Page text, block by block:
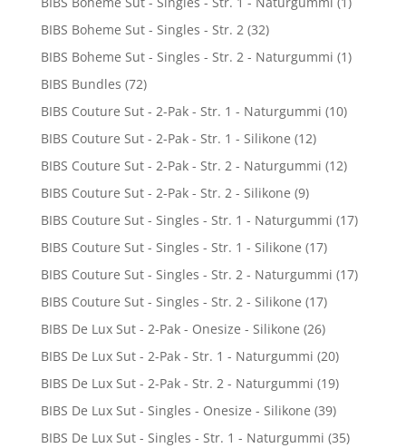
BIBS Boheme Sut - Singles - Str. 2 (32)
BIBS Boheme Sut - Singles - Str. 2 - Naturgummi (1)
BIBS Bundles (72)
BIBS Couture Sut - 2-Pak - Str. 1 - Naturgummi (10)
BIBS Couture Sut - 2-Pak - Str. 1 - Silikone (12)
BIBS Couture Sut - 2-Pak - Str. 2 - Naturgummi (12)
BIBS Couture Sut - 2-Pak - Str. 2 - Silikone (9)
BIBS Couture Sut - Singles - Str. 1 - Naturgummi (17)
BIBS Couture Sut - Singles - Str. 1 - Silikone (17)
BIBS Couture Sut - Singles - Str. 2 - Naturgummi (17)
BIBS Couture Sut - Singles - Str. 2 - Silikone (17)
BIBS De Lux Sut - 2-Pak - Onesize - Silikone (26)
BIBS De Lux Sut - 2-Pak - Str. 1 - Naturgummi (20)
BIBS De Lux Sut - 2-Pak - Str. 2 - Naturgummi (19)
BIBS De Lux Sut - Singles - Onesize - Silikone (39)
BIBS De Lux Sut - Singles - Str. 1 - Naturgummi (35)